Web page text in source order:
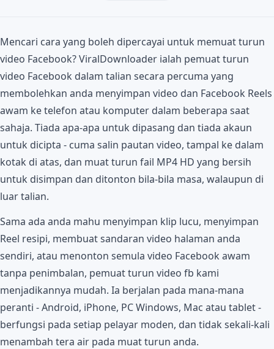
Mencari cara yang boleh dipercayai untuk memuat turun
video Facebook? ViralDownloader ialah pemuat turun
video Facebook dalam talian secara percuma yang
membolehkan anda menyimpan video dan Facebook Reels
awam ke telefon atau komputer dalam beberapa saat
sahaja. Tiada apa-apa untuk dipasang dan tiada akaun
untuk dicipta - cuma salin pautan video, tampal ke dalam
kotak di atas, dan muat turun fail MP4 HD yang bersih
untuk disimpan dan ditonton bila-bila masa, walaupun di
luar talian.
Sama ada anda mahu menyimpan klip lucu, menyimpan
Reel resipi, membuat sandaran video halaman anda
sendiri, atau menonton semula video Facebook awam
tanpa penimbalan, pemuat turun video fb kami
menjadikannya mudah. Ia berjalan pada mana-mana
peranti - Android, iPhone, PC Windows, Mac atau tablet -
berfungsi pada setiap pelayar moden, dan tidak sekali-kali
menambah tera air pada muat turun anda.